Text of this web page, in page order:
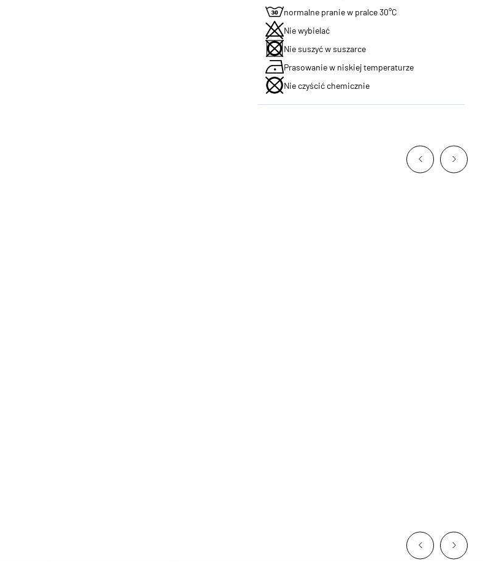
normalne pranie w pralce 30°C
Nie wybielać
Nie suszyć w suszarce
Prasowanie w niskiej temperaturze
Nie czyścić chemicznie